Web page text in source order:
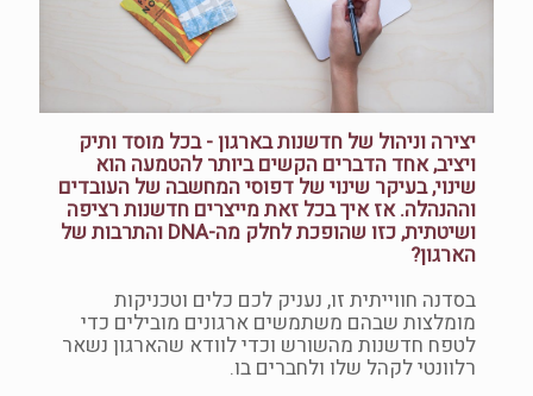
יצירה וניהול של חדשנות בארגון - בכל מוסד ותיק
ויציב, אחד הדברים הקשים ביותר להטמעה הוא
שינוי, בעיקר שינוי של דפוסי המחשבה של העובדים
וההנהלה. אז איך בכל זאת מייצרים חדשנות רציפה
ושיטתית, כזו שהופכת לחלק מה-DNA והתרבות של
הארגון?
בסדנה חווייתית זו, נעניק לכם כלים וטכניקות
מומלצות שבהם משתמשים ארגונים מובילים כדי
לטפח חדשנות מהשורש וכדי לוודא שהארגון נשאר
רלוונטי לקהל שלו ולחברים בו.